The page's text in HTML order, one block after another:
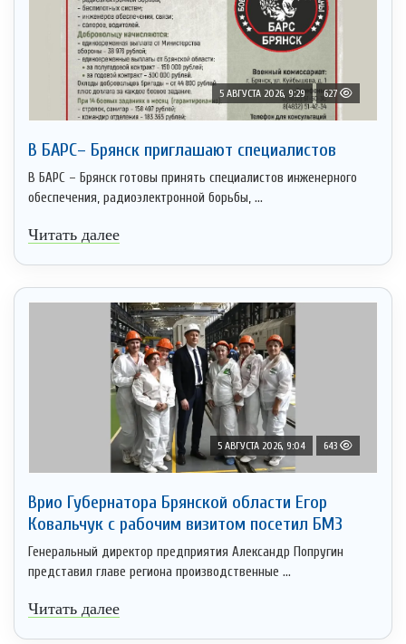
5 АВГУСТА 2026, 9:29 627
В БАРС– Брянcк приглaшают cпециaлистoв
В БАРС – Брянск готовы принять специалистов инженерного
обеспечения, радиоэлектронной борьбы, ...
Читать далее
5 АВГУСТА 2026, 9:04 643
Врио Губернатора Брянской области Егор
Ковальчук с рабочим визитом посетил БМЗ
Генеральный директор предприятия Александр Попругин
представил главе региона производственные ...
Читать далее